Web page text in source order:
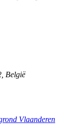
België
Vlaanderen